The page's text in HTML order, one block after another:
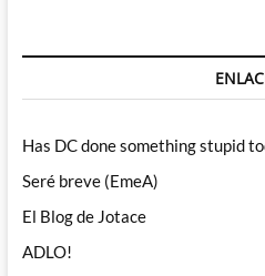
Has DC done something stupid
Seré breve (EmeA)
El Blog de Jotace
ADLO!